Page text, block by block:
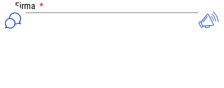
Firma